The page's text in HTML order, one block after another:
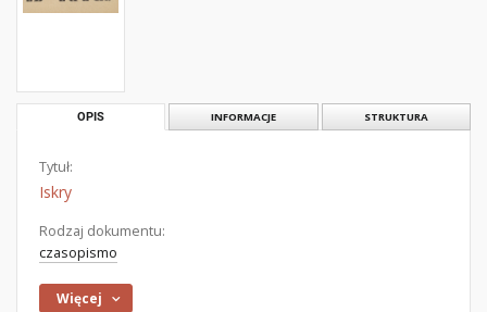
OPIS INFORMACJE STRUKTURA
Tytuł:
Iskry
Rodzaj dokumentu:
czasopismo
Więcej